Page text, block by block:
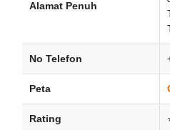
Alamat Penuh
No Telefon
Peta
Rating